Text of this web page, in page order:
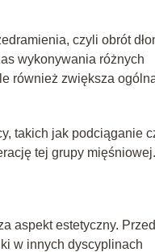
czyli obrót
wykonywania różnych
również zwiększa
takich jak podciąganie
tej grupy mięśniowej.
aspekt estetyczny.
w innych dyscyplinach